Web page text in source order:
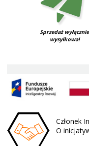
Sprzedaż wyłącznie
wysyłkowa!
Członek
O